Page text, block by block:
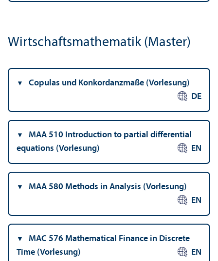
Wirtschafts­mathematik (Master)
Copulas und Konkordanzmaße (Vorlesung)
DE
MAA 510 Introduction to partial differential
equations (Vorlesung)
EN
MAA 580 Methods in Analysis (Vorlesung)
EN
MAC 576 Mathematical Finance in Discrete
Time (Vorlesung)
EN